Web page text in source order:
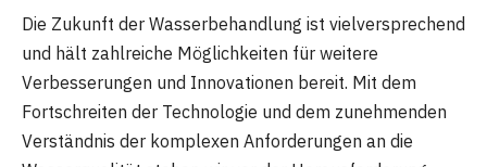
Die Zukunft der Wasserbehandlung ist vielversprechend
und hält zahlreiche Möglichkeiten für weitere
Verbesserungen und Innovationen bereit. Mit dem
Fortschreiten der Technologie und dem zunehmenden
Verständnis der komplexen Anforderungen an die